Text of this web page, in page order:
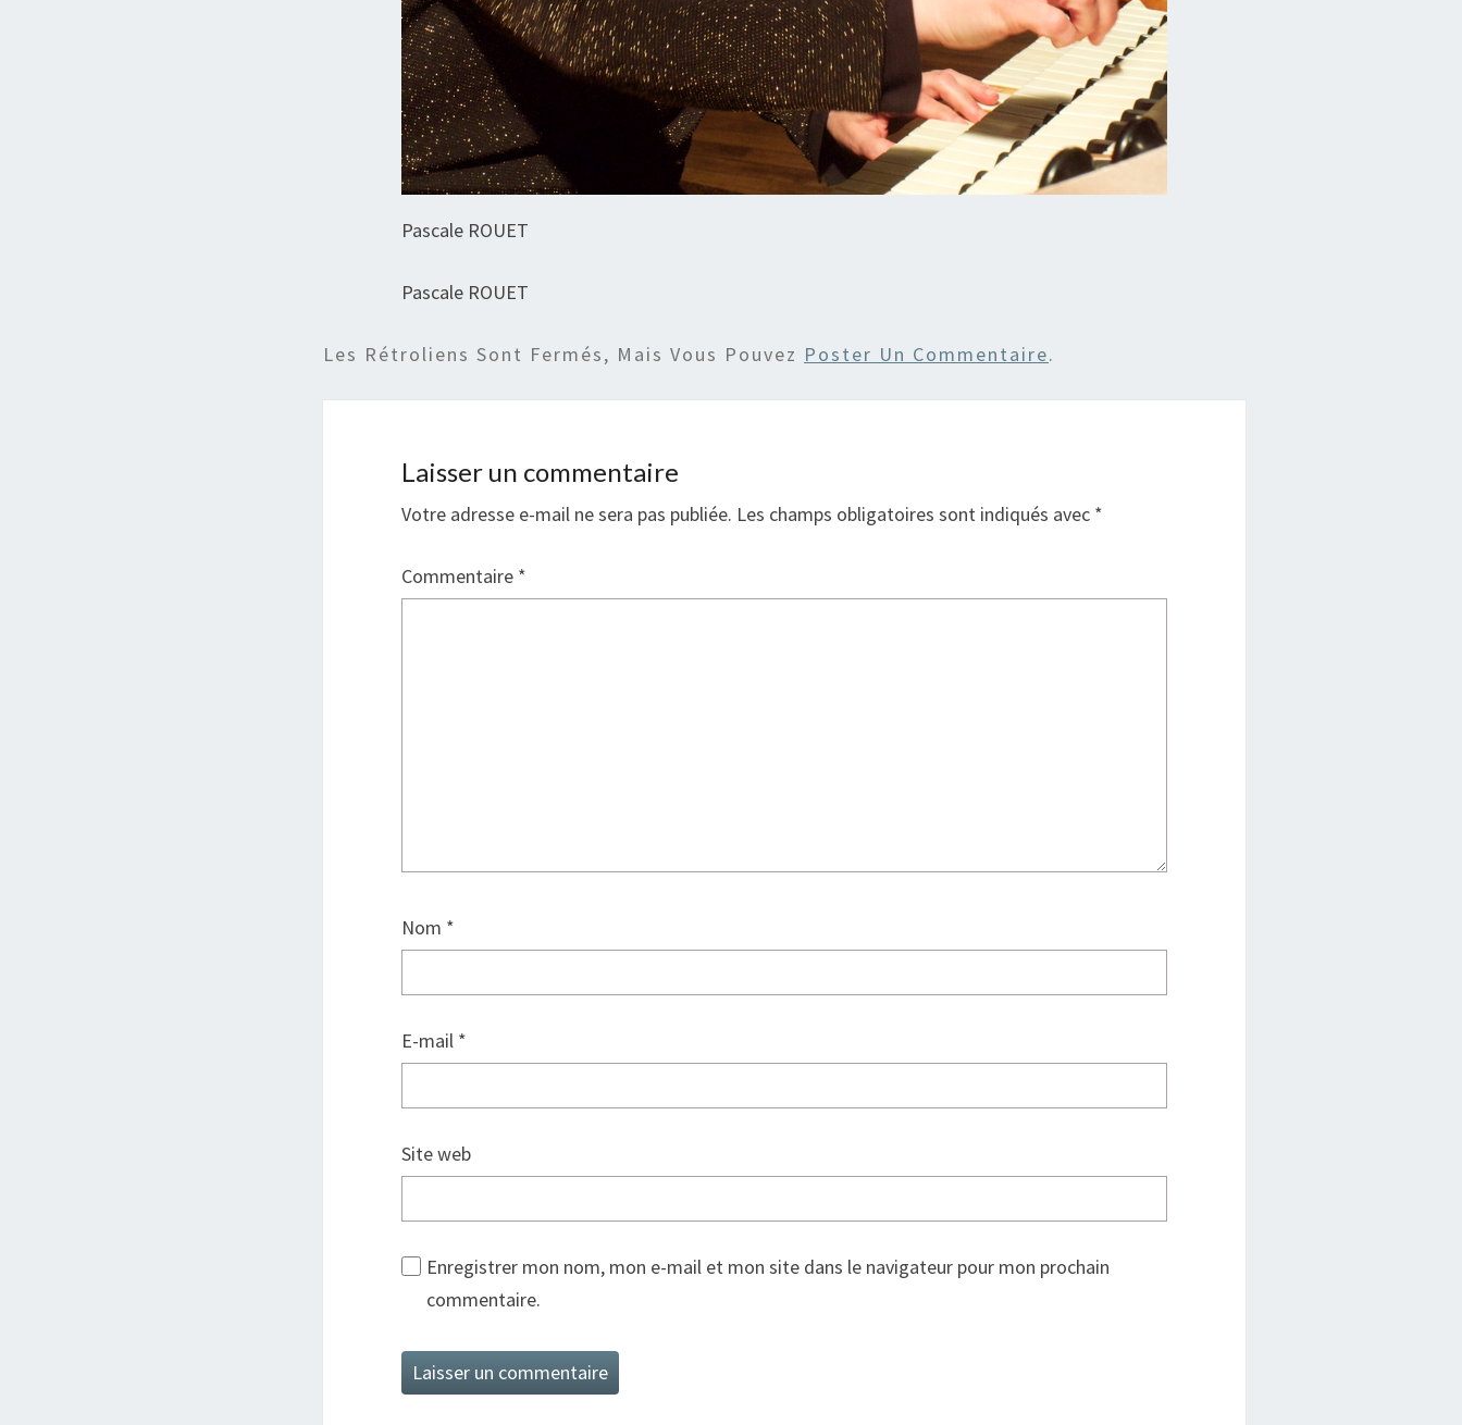
Pascale ROUET
Pascale ROUET
Les Rétroliens Sont Fermés, Mais Vous Pouvez Poster Un Commentaire.
Laisser un commentaire
Votre adresse e-mail ne sera pas publiée. Les champs obligatoires sont indiqués avec *
Commentaire *
Nom *
E-mail *
Site web
Enregistrer mon nom, mon e-mail et mon site dans le navigateur pour mon prochain
commentaire.